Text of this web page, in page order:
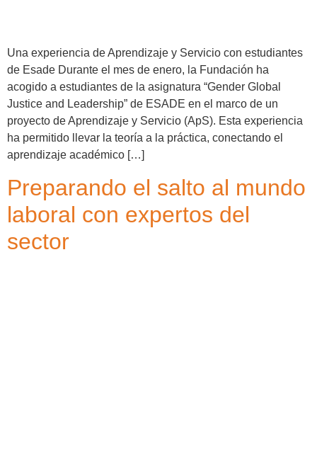
Una experiencia de Aprendizaje y Servicio con estudiantes
de Esade Durante el mes de enero, la Fundación ha
acogido a estudiantes de la asignatura “Gender Global
Justice and Leadership” de ESADE en el marco de un
proyecto de Aprendizaje y Servicio (ApS). Esta experiencia
ha permitido llevar la teoría a la práctica, conectando el
aprendizaje académico […]
Preparando el salto al mundo
laboral con expertos del
sector